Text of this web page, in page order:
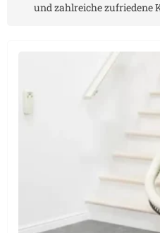
und zahlreiche zufriedene